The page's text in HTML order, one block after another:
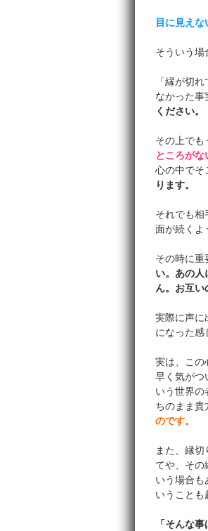
目に見え
そういう場
「縁が切
なかった事
ください。
その上でも
ところがな
心の中でそ
ります。
それでも相
面が続くよ
その時に重
い。あの人
ん。お互い
実際に声に
になった感
実は、この
早く気がつ
いう世界の
ちのまま貴
のです。
また、縁
てや、その
いう場合も
いうことも
「そんな